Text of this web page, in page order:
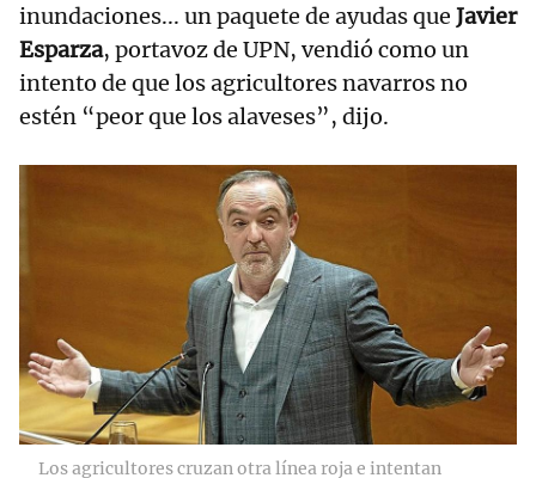
inundaciones... un paquete de ayudas que Javier
Esparza, portavoz de UPN, vendió como un
intento de que los agricultores navarros no
estén “peor que los alaveses”, dijo.
Los agricultores cruzan otra línea roja e intentan